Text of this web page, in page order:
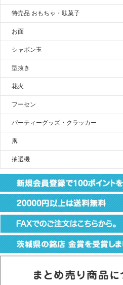
特売品 おもちゃ・駄菓子
お面
シャボン玉
型抜き
花火
フーセン
パーティーグッズ・クラッカー
凧
抽選機